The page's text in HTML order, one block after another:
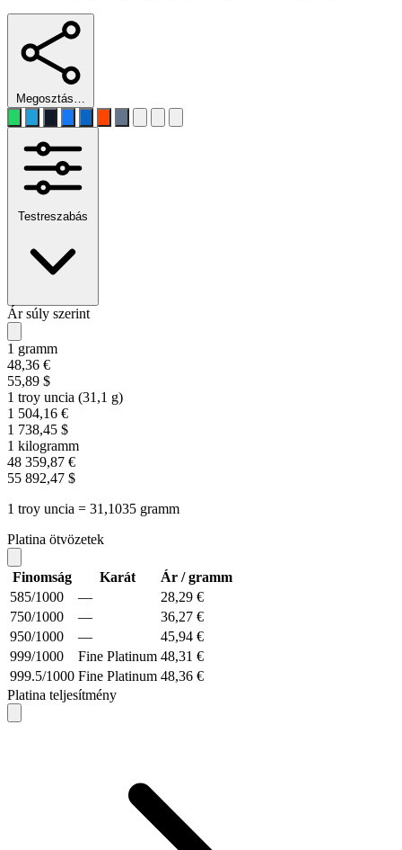
Megosztás…
Testreszabás
Ár súly szerint
1 gramm
48,36 €
55,89 $
1 troy uncia (31,1 g)
1 504,16 €
1 738,45 $
1 kilogramm
48 359,87 €
55 892,47 $
1 troy uncia = 31,1035 gramm
Platina ötvözetek
Finomság Karát
Ár / gramm
585/1000
—
28,29 €
750/1000
—
36,27 €
950/1000
—
45,94 €
999/1000
Fine Platinum 48,31 €
999.5/1000 Fine Platinum 48,36 €
Platina teljesítmény